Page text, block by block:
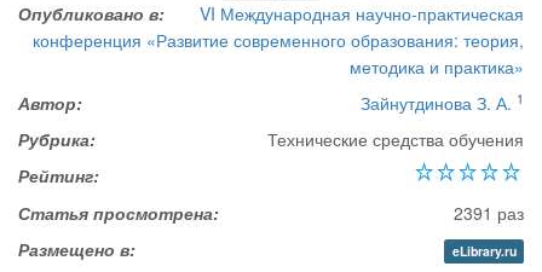
Опубликовано в:
VI Международная научно-практическая
конференция «Развитие современного образования: теория,
методика и практика»
Автор:
Зайнутдинова З. А. 1
Рубрика:
Технические средства обучения
Рейтинг:
Статья просмотрена:
2391 раз
Размещено в:
eLibrary.ru